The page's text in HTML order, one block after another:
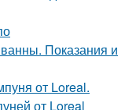
Показания и
от Loreal.
от Loreal